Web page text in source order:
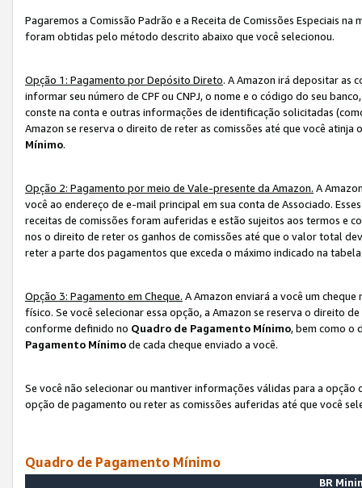
Pagaremos a Comissão Padrão e a Receita de Comissões Especiais
foram obtidas pelo método descrito abaixo que você selecionou.
Opção 1: Pagamento por Depósito Direto. A Amazon irá depositar as
informar seu número de CPF ou CNPJ, o nome e o código do seu
conste na conta e outras informações de identificação solicitadas
Amazon se reserva o direito de reter as comissões até que você
Mínimo.
Opção 2: Pagamento por meio de Vale-presente da Amazon. A
você ao endereço de e-mail principal em sua conta de Associado.
receitas de comissões foram auferidas e estão sujeitos aos termos e
nos o direito de reter os ganhos de comissões até que o valor total
reter a parte dos pagamentos que exceda o máximo indicado na
Opção 3: Pagamento em Cheque. A Amazon enviará a você um
físico. Se você selecionar essa opção, a Amazon se reserva o direito
conforme definido no Quadro de Pagamento Mínimo, bem como o
Pagamento Mínimode cada cheque enviado a você.
Se você não selecionar ou mantiver informações válidas para a
opção de pagamento ou reter as comissões auferidas até que você
Quadro de Pagamento Mínimo
BR